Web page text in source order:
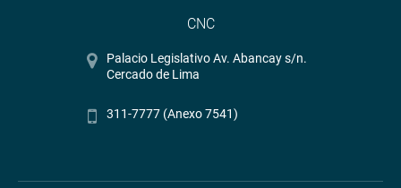
CNC
Palacio Legislativo Av. Abancay s/n.
Cercado de Lima
311-7777 (Anexo 7541)